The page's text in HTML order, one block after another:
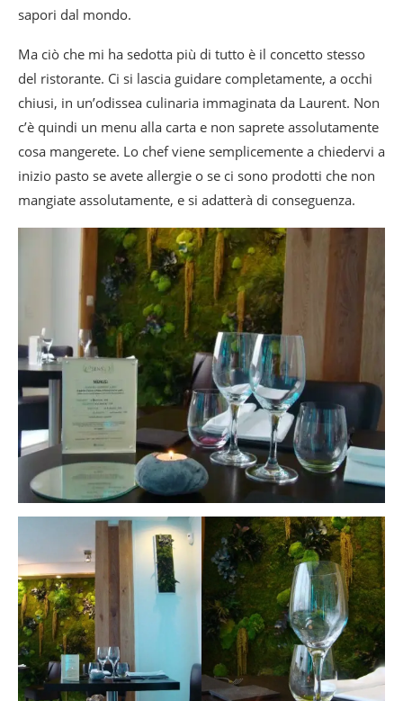
sapori dal mondo.
Ma ciò che mi ha sedotta più di tutto è il concetto stesso
del ristorante. Ci si lascia guidare completamente, a occhi
chiusi, in un’odissea culinaria immaginata da Laurent. Non
c’è quindi un menu alla carta e non saprete assolutamente
cosa mangerete. Lo chef viene semplicemente a chiedervi a
inizio pasto se avete allergie o se ci sono prodotti che non
mangiate assolutamente, e si adatterà di conseguenza.